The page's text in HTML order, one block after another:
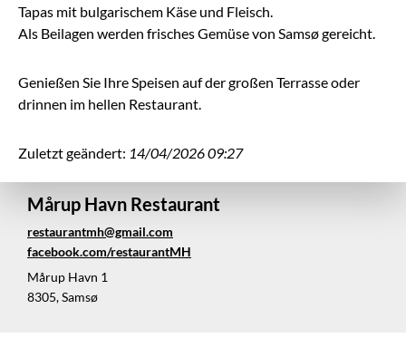
Tapas mit bulgarischem Käse und Fleisch.
Als Beilagen werden frisches Gemüse von Samsø gereicht.
Genießen Sie Ihre Speisen auf der großen Terrasse oder
drinnen im hellen Restaurant.
Zuletzt geändert: 14/04/2026 09:27
Mårup Havn Restaurant
restaurantmh@gmail.com
facebook.com/restaurantMH
Mårup Havn 1
8305, Samsø